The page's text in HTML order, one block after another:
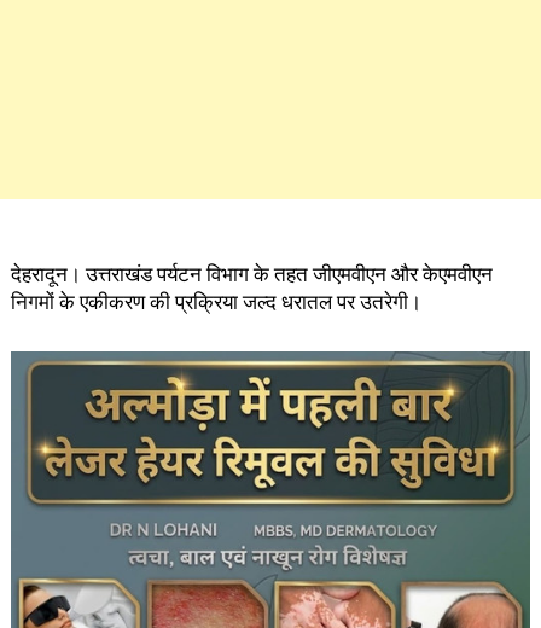
देहरादून। उत्तराखंड पर्यटन विभाग के तहत जीएमवीएन और केएमवीएन
निगमों के एकीकरण की प्रक्रिया जल्द धरातल पर उतरेगी।